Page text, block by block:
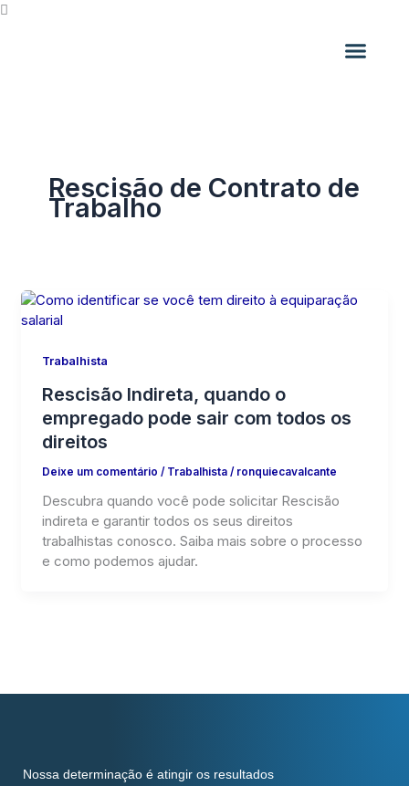
Rescisão de Contrato de
Trabalho
Trabalhista
Rescisão Indireta, quando o
empregado pode sair com todos os
direitos
Deixe um comentário / Trabalhista/ ronquiecavalcante
Descubra quando você pode solicitar Rescisão
indireta e garantir todos os seus direitos
trabalhistas conosco. Saiba mais sobre o processo
e como podemos ajudar.
Nossa determinação é atingir os resultados